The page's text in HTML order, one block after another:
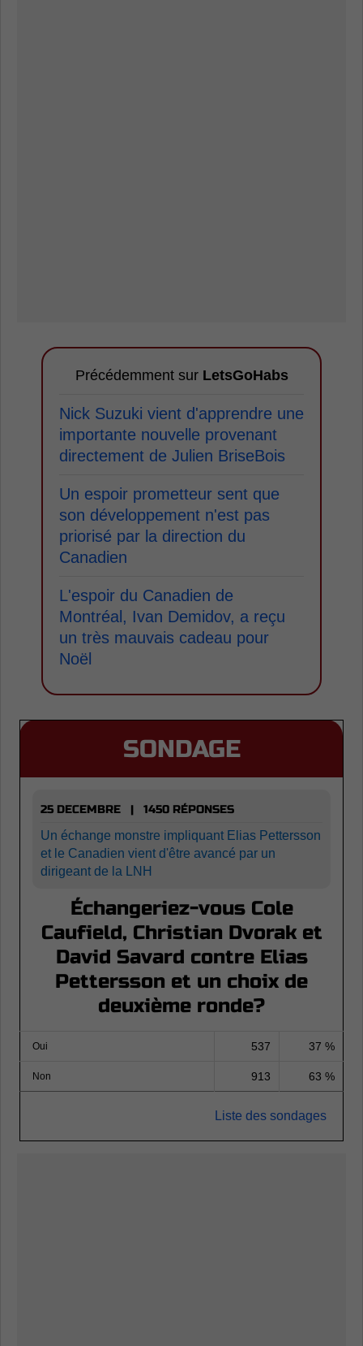
Précédemment sur LetsGoHabs
Nick Suzuki vient d'apprendre une
importante nouvelle provenant
directement de Julien BriseBois
Un espoir prometteur sent que
son développement n'est pas
priorisé par la direction du
Canadien
L'espoir du Canadien de
Montréal, Ivan Demidov, a reçu
un très mauvais cadeau pour
Noël
SONDAGE
25 DECEMBRE | 1450 RÉPONSES
Un échange monstre impliquant Elias Pettersson
et le Canadien vient d'être avancé par un
dirigeant de la LNH
Échangeriez-vous Cole
Caufield, Christian Dvorak et
David Savard contre Elias
Pettersson et un choix de
deuxième ronde?
Oui 537 37 %
Non 913 63 %
Liste des sondages